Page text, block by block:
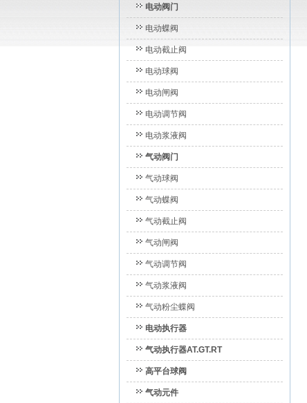
电动阀门
电动蝶阀
电动截止阀
电动球阀
电动闸阀
电动调节阀
电动浆液阀
气动阀门
气动球阀
气动蝶阀
气动截止阀
气动闸阀
气动调节阀
气动浆液阀
气动粉尘蝶阀
电动执行器
气动执行器AT.GT.RT
高平台球阀
气动元件